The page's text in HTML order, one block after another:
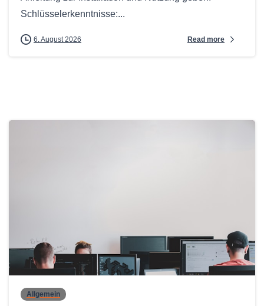
Schlüsselerkenntnisse:...
6. August 2026 Read more
0
Allgemein